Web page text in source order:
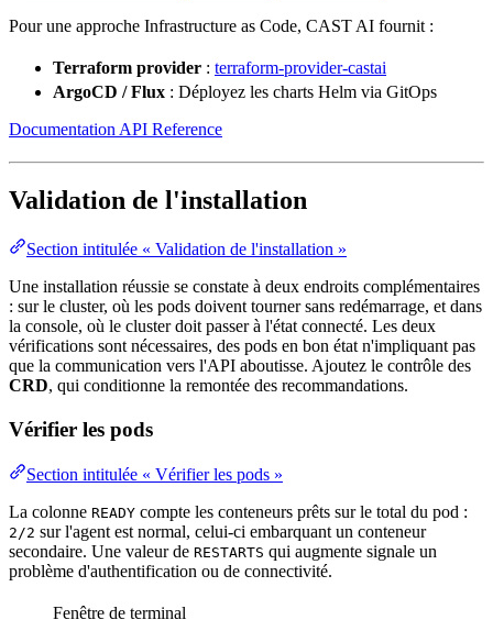
Pour une approche Infrastructure as Code, CAST AI fournit :
Terraform provider : terraform-provider-castai
ArgoCD /Flux : Déployez les charts Helm via GitOps
Documentation API Reference
Validation de l'installation
Section intitulée « Validation de l'installation »
Une installation réussie se constate à deux endroits complémentaires
: sur le cluster, où les pods doivent tourner sans redémarrage, et dans
la console, où le cluster doit passer à l'état connecté. Les deux
vérifications sont nécessaires, des pods en bon état n'impliquant pas
que la communication vers l'API aboutisse. Ajoutez le contrôle des
CRD, qui conditionne la remontée des recommandations.
Vérifier les pods
Section intitulée « Vérifier les pods »
La colonne READY compte les conteneurs prêts sur le total du pod :
2/2 sur l'agent est normal, celui-ci embarquant un conteneur
secondaire. Une valeurde RESTARTS qui augmente signale un
problème d'authentification ou de connectivité.
Fenêtre de terminal